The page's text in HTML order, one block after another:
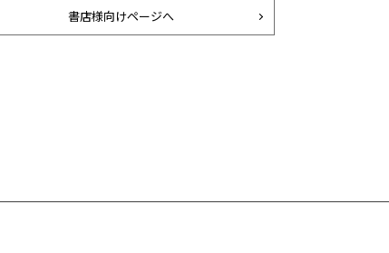
書店様向けページへ